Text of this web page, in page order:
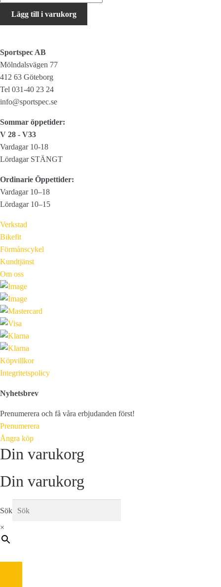
RC502
mängdLägg till i varukorg
Sportspec AB
Mölndalsvägen 77
412 63 Göteborg
Tel 031-40 23 24
info@sportspec.se
Sommar öppetider:
V 28 - V33
Vardagar 10-18
Lördagar STÄNGT
Ordinarie Öppettider:
Vardagar 10–18
Lördagar 10–15
Verkstad
Bikefit
Förmånscykel
Kundtjänst
Om oss
Köpvillkor
Integritetspolicy
Nyhetsbrev
Prenumerera och få våra erbjudanden först!
Prenumerera
Ångra köp
Din varukorg
Din varukorg
Sök
×